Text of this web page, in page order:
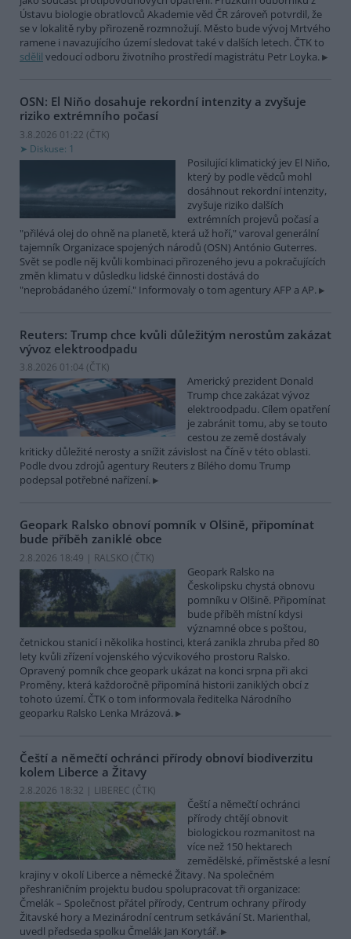
Ústavu biologie obratlovců Akademie věd ČR zároveň potvrdil, že
se v lokalitě ryby přirozeně rozmnožují. Město bude vývoj Mrtvého
ramene i navazujícího území sledovat také v dalších letech. ČTK to
sdělil vedoucí odboru životního prostředí magistrátu Petr Loyka.
OSN: El Niňo dosahuje rekordní intenzity a zvyšuje
riziko extrémního počasí
3.8.2026 01:22 (ČTK)
Diskuse: 1
Posilující klimatický jev El Niňo,
který by podle vědců mohl
dosáhnout rekordní intenzity,
zvyšuje riziko dalších
extrémních projevů počasí a
"přilévá olej do ohně na planetě, která už hoří," varoval generální
tajemník Organizace spojených národů (OSN) António Guterres.
Svět se podle něj kvůli kombinaci přirozeného jevu a pokračujících
změn klimatu v důsledku lidské činnosti dostává do
"neprobádaného území." Informovaly o tom agentury AFP a AP.
Reuters: Trump chce kvůli důležitým nerostům zakázat
vývoz elektroodpadu
3.8.2026 01:04 (ČTK)
Americký prezident Donald
Trump chce zakázat vývoz
elektroodpadu. Cílem opatření
je zabránit tomu, aby se touto
cestou ze země dostávaly
kriticky důležité nerosty a snížit závislost na Číně v této oblasti.
Podle dvou zdrojů agentury Reuters z Bílého domu Trump
podepsal potřebné nařízení.
Geopark Ralsko obnoví pomník v Olšině, připomínat
bude příběh zaniklé obce
2.8.2026 18:49 | RALSKO (ČTK)
Geopark Ralsko na
Českolipsku chystá obnovu
pomníku v Olšině. Připomínat
bude příběh místní kdysi
významné obce s poštou,
četnickou stanicí i několika hostinci, která zanikla zhruba před 80
lety kvůli zřízení vojenského výcvikového prostoru Ralsko.
Opravený pomník chce geopark ukázat na konci srpna při akci
Proměny, která každoročně připomíná historii zaniklých obcí z
tohoto území. ČTK o tom informovala ředitelka Národního
geoparku Ralsko Lenka Mrázová.
Čeští a němečtí ochránci přírody obnoví biodiverzitu
kolem Liberce a Žitavy
2.8.2026 18:32 | LIBEREC (ČTK)
Čeští a němečtí ochránci
přírody chtějí obnovit
biologickou rozmanitost na
více než 150 hektarech
zemědělské, příměstské a lesní
krajiny v okolí Liberce a německé Žitavy. Na společném
přeshraničním projektu budou spolupracovat tři organizace:
Čmelák – Společnost přátel přírody, Centrum ochrany přírody
Žitavské hory a Mezinárodní centrum setkávání St. Marienthal,
uvedl předseda spolku Čmelák Jan Korytář.